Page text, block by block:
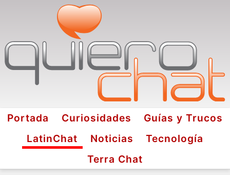
Portada Curiosidades
Guías y Trucos
LatinChat
Noticias
Tecnología
Terra Chat